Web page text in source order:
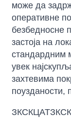
може да
оперативне
безбедносне
застоја на
стандардним
увек
захтевима
поузданости,
ЗКСКЦАТЗКСК